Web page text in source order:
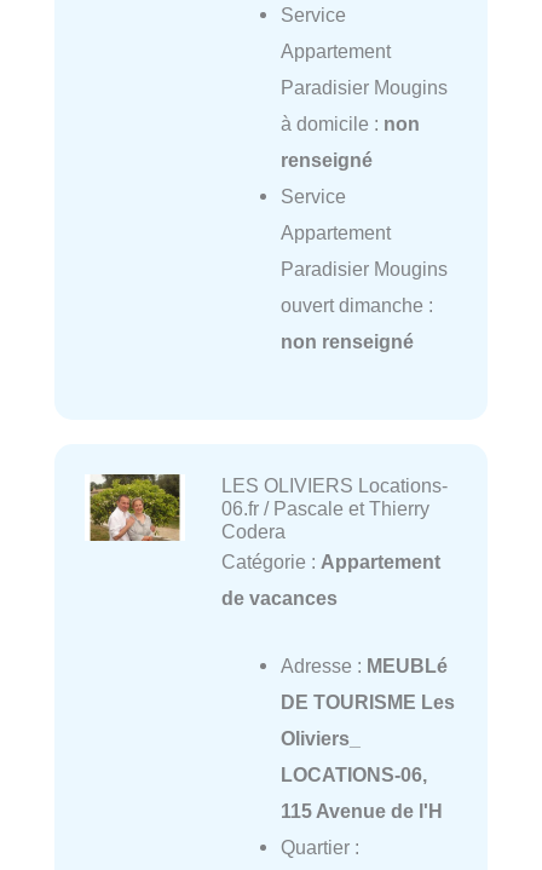
Service
Appartement
Paradisier Mougins
à domicile : non
renseigné
Service
Appartement
Paradisier Mougins
ouvert dimanche :
non renseigné
LES OLIVIERS Locations-
06.fr / Pascale et Thierry
Codera
Catégorie : Appartement
de vacances
Adresse : MEUBLé
DE TOURISME Les
Oliviers_
LOCATIONS-06,
115 Avenue de l'H
Quartier :